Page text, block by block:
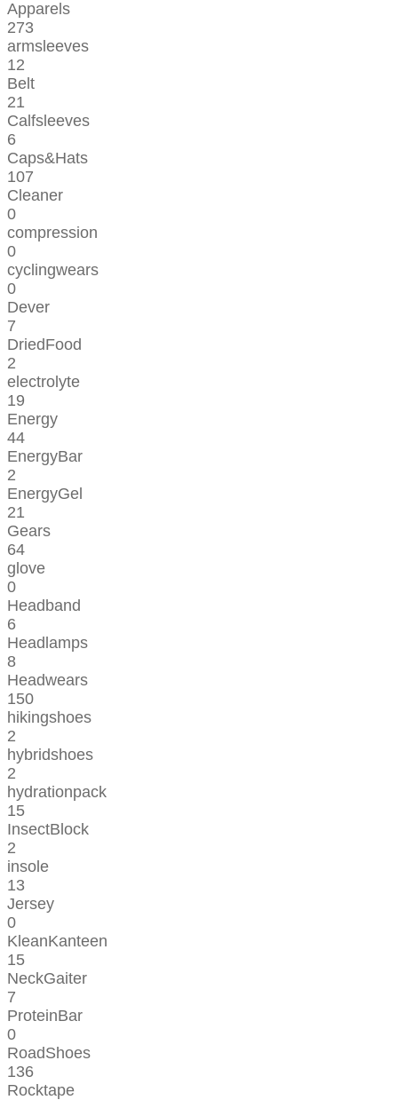
Apparels
273
armsleeves
12
Belt
21
Calfsleeves
6
Caps&Hats
107
Cleaner
0
compression
0
cyclingwears
0
Dever
7
DriedFood
2
electrolyte
19
Energy
44
EnergyBar
2
EnergyGel
21
Gears
64
glove
0
Headband
6
Headlamps
8
Headwears
150
hikingshoes
2
hybridshoes
2
hydrationpack
15
InsectBlock
2
insole
13
Jersey
0
KleanKanteen
15
NeckGaiter
7
ProteinBar
0
RoadShoes
136
Rocktape